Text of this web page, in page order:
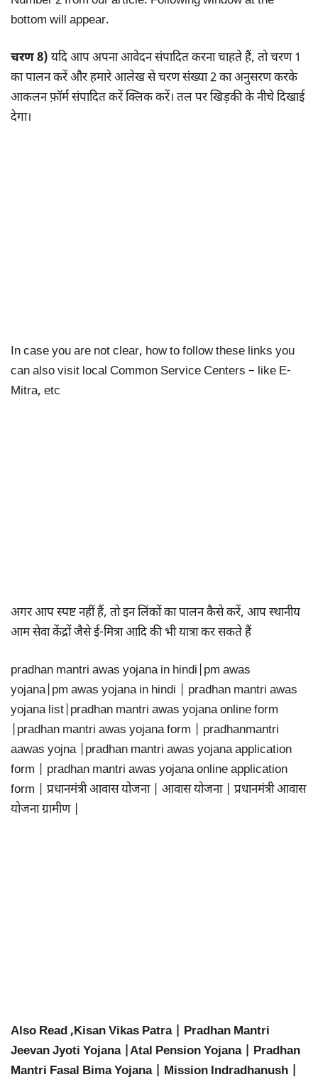
bottom will appear.
चरण 8) यदि आप अपना आवेदन संपादित करना चाहते हैं, तो चरण 1
का पालन करें और हमारे आलेख से चरण संख्या 2 का अनुसरण करके
आकलन फ़ॉर्म संपादित करें क्लिक करें। तल पर खिड़की के नीचे दिखाई
देगा।
In case you are not clear, how to follow these links you
can also visit local Common Service Centers – like E-
Mitra, etc
अगर आप स्पष्ट नहीं हैं, तो इन लिंकों का पालन कैसे करें, आप स्थानीय
आम सेवा केंद्रों जैसे ई-मित्रा आदि की भी यात्रा कर सकते हैं
pradhan mantri awas yojana in hindi|pm awas
yojana|pm awas yojana in hindi | pradhan mantri awas
yojana list|pradhan mantri awas yojana online form
|pradhan mantri awas yojana form | pradhanmantri
aawas yojna |pradhan mantri awas yojana application
form | pradhan mantri awas yojana online application
form | प्रधानमंत्री आवास योजना | आवास योजना | प्रधानमंत्री आवास
योजना ग्रामीण |
Also Read ,Kisan Vikas Patra | Pradhan Mantri
Jeevan Jyoti Yojana |Atal Pension Yojana | Pradhan
Mantri Fasal Bima Yojana | Mission Indradhanush |